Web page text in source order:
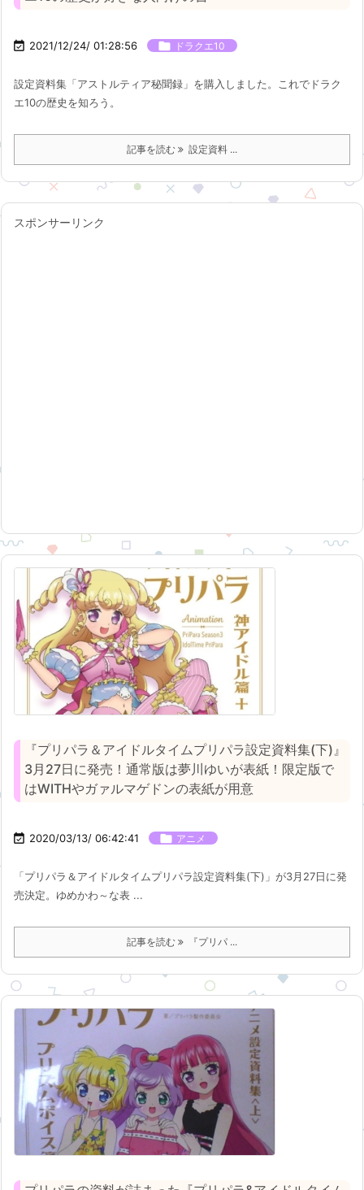
 2021/12/24/ 01:28:56  ドラクエ10
設定資料集「アストルティア秘聞録」を購入しました。これでドラク
エ10の歴史を知ろう。
記事を読む 設定資料 ...
スポンサーリンク
『プリパラ＆アイドルタイムプリパラ設定資料集(下)』
3月27日に発売！通常版は夢川ゆいが表紙！限定版で
はWITHやガァルマゲドンの表紙が用意
 2020/03/13/ 06:42:41  アニメ
「プリパラ＆アイドルタイムプリパラ設定資料集(下)」が3月27日に発
売決定。ゆめかわ～な表 ...
記事を読む 『プリパ ...